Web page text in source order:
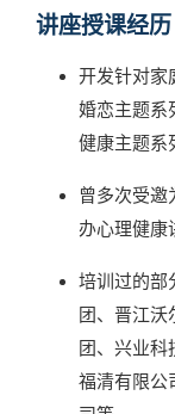
讲座授课经历
开发针对家
婚恋主题系
健康主题系
曾多次受邀
办心理健康
培训过的部
团、晋江沃
团、兴业科
福清有限公